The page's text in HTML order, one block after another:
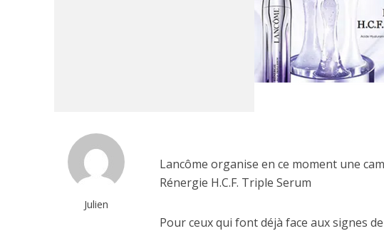
Julien
Lancôme organise en ce moment une
Rénergie H.C.F. Triple Serum
Pour ceux qui font déjà face aux signes